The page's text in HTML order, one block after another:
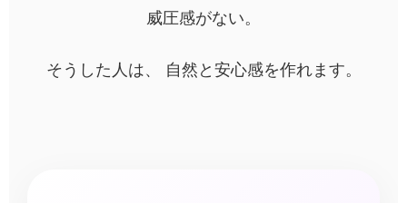
威圧感がない。
そうした人は、 自然と安心感を作れます。